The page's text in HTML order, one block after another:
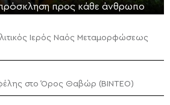
προς κάθε άνθρωπο
Ιερός Ναός Μεταμορφώσεως
στο Όρος Θαβώρ (ΒΙΝΤΕΟ)